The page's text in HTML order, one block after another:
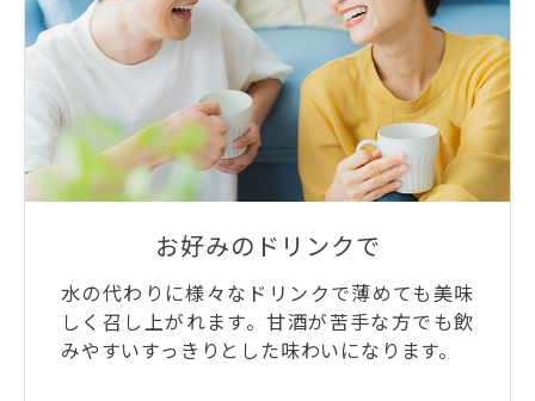
お好みのドリンクで
水の代わりに様々なドリンクで薄めても美味
しく召し上がれます。甘酒が苦手な方でも飲
みやすいすっきりとした味わいになります。